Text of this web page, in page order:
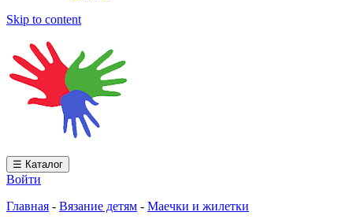
Skip to content
☰ Каталог
Войти
Главная - Вязание детям - Маечки и жилетки